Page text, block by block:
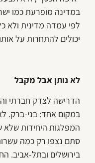
במדינה מופרעת כמו
לפי עמדה מדינית ולא
יכולים להתחרות על
לא נותן אבל מקבל
הדרישה לצדק חברתי
במקום אחד: בני-ברק.
המפלגות היחידות
סתם נצפו רק כמה
בירושלים ובתל-אביב.